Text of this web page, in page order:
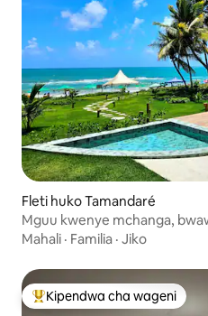
Fleti huko Tamandaré
Mguu kwenye mchanga,
mwonekano wa bahari katika
Mahali · Familia · Jiko
Kipendwa maarufu cha wageni
Kipendwa cha wageni